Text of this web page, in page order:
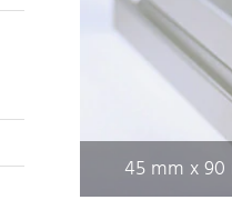
45 mm x 90